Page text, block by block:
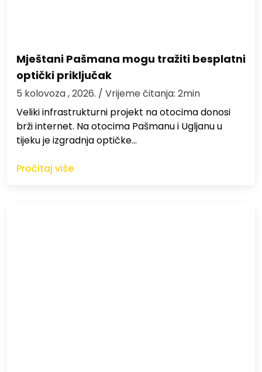
Mještani Pašmana mogu tražiti besplatni
optički priključak
5 kolovoza , 2026. / Vrijeme čitanja: 2min
Veliki infrastrukturni projekt na otocima donosi
brži internet. Na otocima Pašmanu i Ugljanu u
tijeku je izgradnja optičke…
Pročitaj više